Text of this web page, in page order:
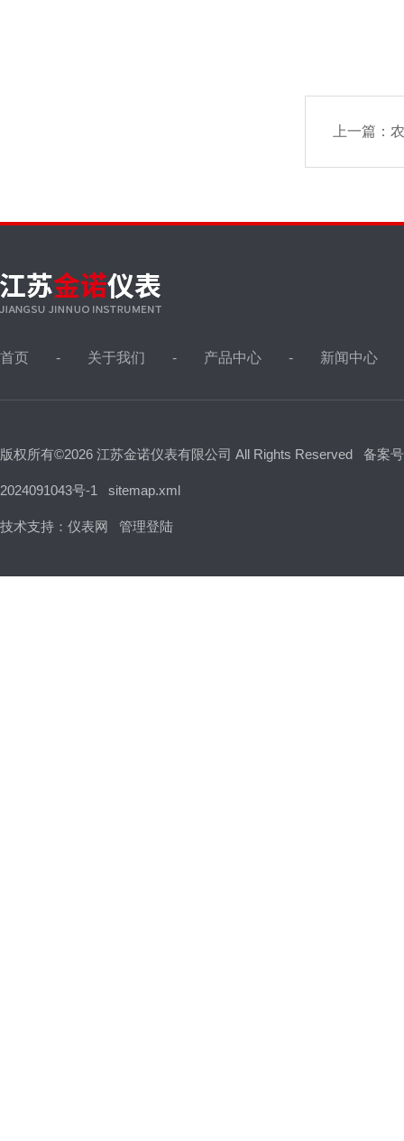
上一篇：
首页 关于我们 产品中心 新闻中心
版权所有©2026 江苏金诺仪表有限公司 All Rights Reserved 备案
2024091043号-1 sitemap.xml
技术支持： 仪表网 管理登陆